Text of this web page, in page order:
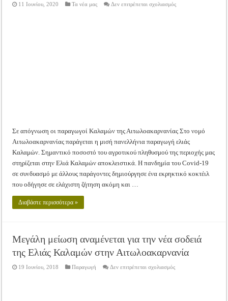
11 Ιουνίου, 2020 Τα νέα μας Δεν επιτρέπεται σχολιασμόςστο
Σε απόγνωση οι παραγωγοί Καλαμών της Αιτωλοακαρνανίας Στο νομό
Αιτωλοακαρνανίας παράγεται η μισή πανελλήνια παραγωγή ελιάς
Καλαμών. Σημαντικό ποσοστό του αγροτικού πληθυσμού της περιοχής μας
στηρίζεται στην Ελιά Καλαμών αποκλειστικά. Η πανδημία του Covid-19
σε συνδυασμό με άλλους παράγοντες δημιούργησε ένα εκρηκτικό κοκτέιλ
που οδήγησε σε ελάχιστη ζήτηση ακόμη και …
Διαβάστε περισσότερα »
Μεγάλη μείωση αναμένεται για την νέα σοδειά
της Ελιάς Καλαμών στην Αιτωλοακαρνανία
19 Ιουνίου, 2018 Παραγωγή Δεν επιτρέπεται σχολιασμόςστο